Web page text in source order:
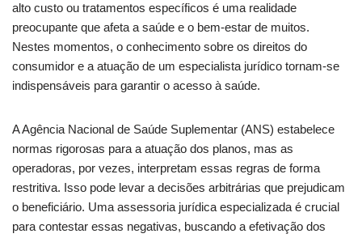
alto custo ou tratamentos específicos é uma realidade
preocupante que afeta a saúde e o bem-estar de muitos.
Nestes momentos, o conhecimento sobre os direitos do
consumidor e a atuação de um especialista jurídico tornam-se
indispensáveis para garantir o acesso à saúde.
A Agência Nacional de Saúde Suplementar (ANS) estabelece
normas rigorosas para a atuação dos planos, mas as
operadoras, por vezes, interpretam essas regras de forma
restritiva. Isso pode levar a decisões arbitrárias que prejudicam
o beneficiário. Uma assessoria jurídica especializada é crucial
para contestar essas negativas, buscando a efetivação dos